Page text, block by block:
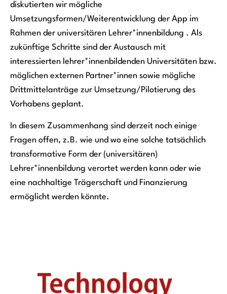
diskutierten wir mögliche
Umsetzungsformen/Weiterentwicklung der App im
Rahmen der universitären Lehrer*innenbildung . Als
zukünftige Schritte sind der Austausch mit
interessierten lehrer*innenbildenden Universitäten bzw.
möglichen externen Partner*innen sowie mögliche
Drittmittelanträge zur Umsetzung/Pilotierung des
Vorhabens geplant.
In diesem Zusammenhang sind derzeit noch einige
Fragen offen, z.B. wie und wo eine solche tatsächlich
transformative Form der (universitären)
Lehrer*innenbildung verortet werden kann oder wie
eine nachhaltige Trägerschaft und Finanzierung
ermöglicht werden könnte.